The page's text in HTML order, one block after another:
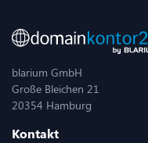
blarium GmbH
Große Bleichen 21
20354 Hamburg
Kontakt